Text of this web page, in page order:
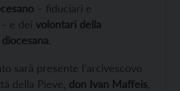
– fiduciari e
e dei volontari della
.
sarà presente l’arcivescovo
della Pieve, don Ivan Maffeis